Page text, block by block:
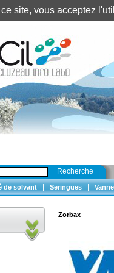
Recherche
de solvant Seringues
Zorbax
site, vous acceptez